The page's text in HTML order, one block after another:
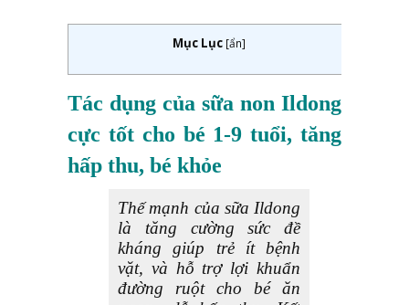
Mục Lục [ẩn]
Tác dụng của sữa non Ildong
cực tốt cho bé 1-9 tuổi, tăng
hấp thu, bé khỏe
Thế mạnh của sữa Ildong
là tăng cường sức đề
kháng giúp trẻ ít bệnh
vặt, và hỗ trợ lợi khuẩn
đường ruột cho bé ăn